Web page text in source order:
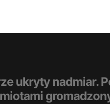
ukryty nadmiar.